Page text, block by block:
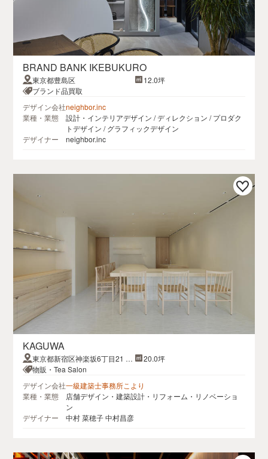
BRAND BANK IKEBUKURO
東京都豊島区
12.0坪
ブランド品買取
デザイン会社neighbor.inc
業種・業態
設計・インテリアデザイン / ディレクション / プロダク
トデザイン / グラフィックデザイン
デザイナー
neighbor.inc
KAGUWA
東京都新宿区神楽坂6丁目21 N
EO神楽坂1階
20.0坪
物販・Tea Salon
デザイン会社一級建築士事務所こより
業種・業態
店舗デザイン・建築設計・リフォーム・リノベーショ
ン
デザイナー
中村 菜穂子 中村昌彦